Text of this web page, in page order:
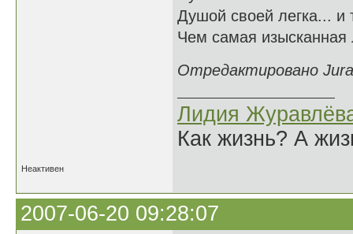
Душой своей легка... и
Чем самая изысканная
Отредактировано
Лидия
Как жизнь? А
Неактивен
2007-06-20 09:28:07